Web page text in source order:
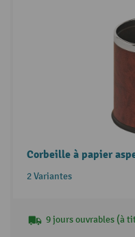
Corbeille à papier
2 Variantes
9 jours ouvrables (à